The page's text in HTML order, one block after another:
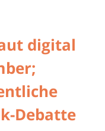
digital
Debatte